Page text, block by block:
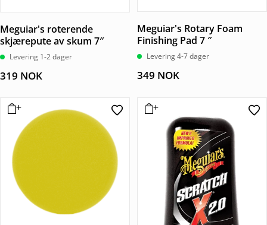
Meguiar's roterende
skjærepute av skum 7″
Levering 1-2 dager
319 NOK
Meguiar's Rotary Foam
Finishing Pad 7 ″
Levering 4-7 dager
349 NOK